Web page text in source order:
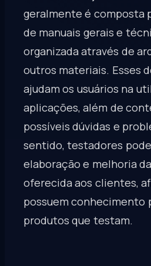
geralmente é composta
de manuais gerais e
organizada através de
outros materiais. Esses
ajudam os usuários na
aplicações, além de
possíveis dúvidas e
sentido, testadores
elaboração e melhoria
oferecida aos clientes,
possuem conhecimento
produtos que testam.